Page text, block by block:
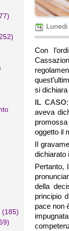
(185)
Con
si
IL CASO
aveva
oggetto il
Il
dichiarato
Pertanto,
della
principio
pace non